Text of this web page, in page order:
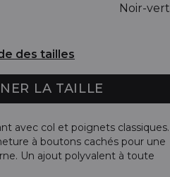
Noir-vert
des tailles
LA TAILLE
avec col et poignets classiques.
à boutons cachés pour une
Un ajout polyvalent à toute